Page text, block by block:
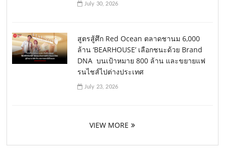
July 30, 2026
สูตรสู้ศึก Red Ocean ตลาดชานม 6,000
ล้าน ‘BEARHOUSE’ เลือกชนะด้วย Brand
DNA บนเป้าหมาย 800 ล้าน และขยายแฟ
รนไชส์ไปต่างประเทศ
July 23, 2026
VIEW MORE